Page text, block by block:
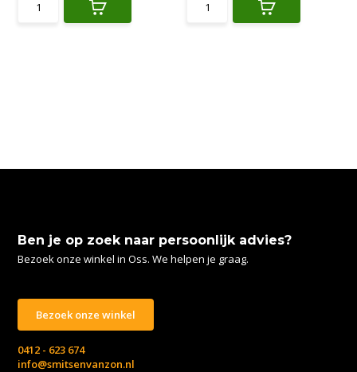
Ben je op zoek naar persoonlijk advies?
Bezoek onze winkel in Oss. We helpen je graag.
Bezoek onze winkel
0412 - 623 674
info@smitsenvanzon.nl